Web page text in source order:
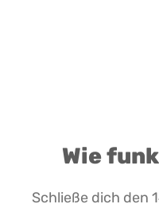
Wie
Schließe dich den